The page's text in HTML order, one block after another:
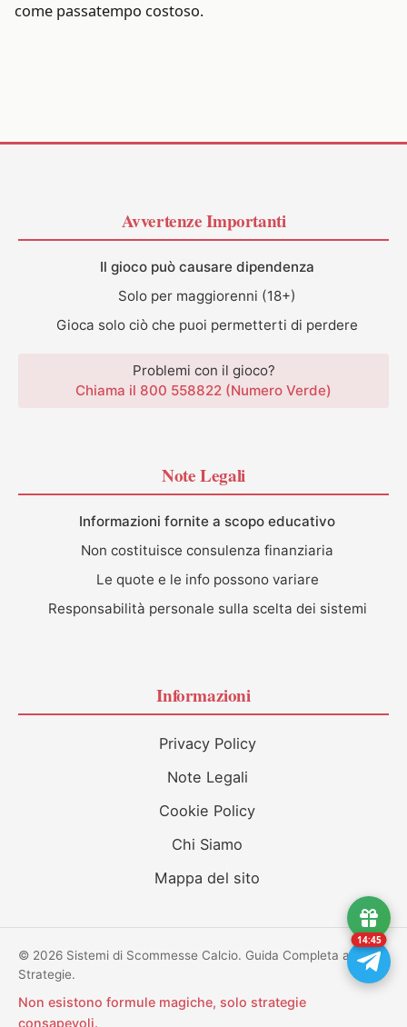
come passatempo costoso.
Avvertenze Importanti
Il gioco può causare dipendenza
Solo per maggiorenni (18+)
Gioca solo ciò che puoi permetterti di perdere
Problemi con il gioco?
Chiama il 800 558822 (Numero Verde)
Note Legali
Informazioni fornite a scopo educativo
Non costituisce consulenza finanziaria
Le quote e le info possono variare
Responsabilità personale sulla scelta dei sistemi
Informazioni
Privacy Policy
Note Legali
Cookie Policy
Chi Siamo
Mappa del sito
© 2026 Sistemi di Scommesse Calcio. Guida Completa alle
Strategie.
Non esistono formule magiche, solo strategie
consapevoli.
14:45